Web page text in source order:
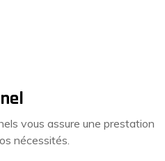
vous assure une prestation
nécessités.